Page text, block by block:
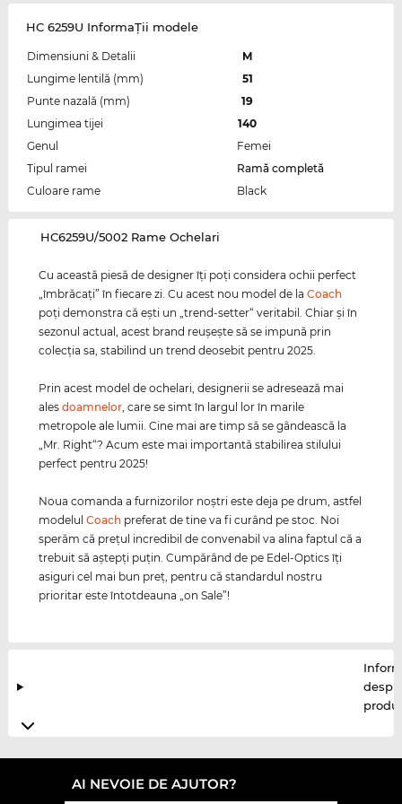
HC 6259U InformaŢii modele
Dimensiuni & Detalii
M
Lungime lentilă (mm)
51
Punte nazală (mm)
19
Lungimea tijei
140
Genul
Femei
Tipul ramei
Ramă completă
Culoare rame
Black
‌HC6259U/5002 Rame Ochelari
Cu această piesă de designer îţi poţi considera ochii perfect
„îmbrăcaţi” în fiecare zi. Cu acest nou model de laCoach
poţi demonstra că eşti un „trend-setter“ veritabil. Chiar şi în
sezonul actual, acest brand reuşeşte să se impună prin
colecţia sa, stabilind un trend deosebit pentru 2025.
Prin acest model de ochelari, designerii se adresează mai
alesdoamnelor, care se simt în largul lor în marile
metropole ale lumii. Cine mai are timp să se gândească la
„Mr. Right“? Acum este mai importantă stabilirea stilului
perfect pentru 2025!
Noua comanda a furnizorilor noştri este deja pe drum, astfel
modelulCoach preferat de tine va fi curând pe stoc. Noi
sperăm că preţul incredibil de convenabil va alina faptul că a
trebuit să aştepţi puţin. Cumpărând de pe Edel-Optics îţi
asiguri cel mai bun preţ, pentru că standardul nostru
prioritar este întotdeauna „on Sale”!
AI NEVOIE DE AJUTOR?